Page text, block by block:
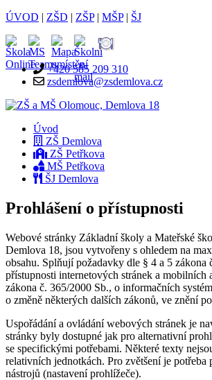
ÚVOD | ZŠD | ZŠP| MŠP| ŠJ
+420 585 209 310
zsdemlova@zsdemlova.cz
Úvod
ZŠ Demlova
ZŠ Petřkova
MŠ Petřkova
ŠJ Demlova
Prohlášení o přístupnosti
Webové stránky Základní školy a Mateřské
Demlova 18, jsou vytvořeny s ohledem na
obsahu. Splňují požadavky dle § 4 a 5 zákona
přístupnosti internetových stránek a mobilních
zákona č. 365/2000 Sb., o informačních
o změně některých dalších zákonů, ve znění
Uspořádání a ovládání webových stránek je
stránky byly dostupné jak pro alternativní
se specifickými potřebami. Některé texty
relativních jednotkách. Pro zvětšení je potřeba
nástrojů (nastavení prohlížeče).